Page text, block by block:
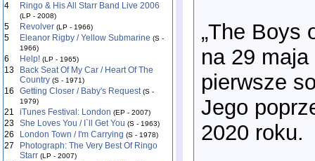
4 Ringo & His All Starr Band Live 2006
(LP - 2008)
5 Revolver (LP - 1966)
5 Eleanor Rigby / Yellow Submarine (S -
1966)
6 Help! (LP - 1965)
13
Back Seat Of My Car / Heart Of The
Country (S - 1971)
16 Getting Closer / Baby's Request (S -
1979)
21 iTunes Festival: London (EP - 2007)
23 She Loves You / I`ll Get You (S - 1963)
26 London Town / I'm Carrying (S - 1978)
27
Photograph: The Very Best Of Ringo
Starr (LP - 2007)
„The Boys
na 29
pierwsze
Jego
2020 roku.